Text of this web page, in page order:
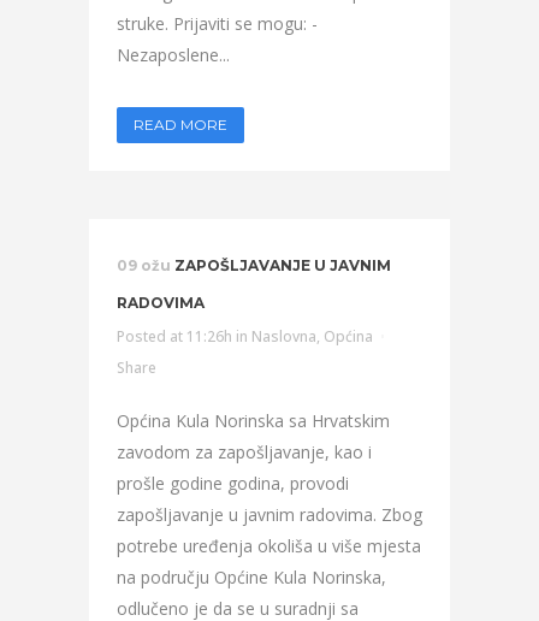
struke. Prijaviti se mogu: -
Nezaposlene...
READ MORE
09 ožu ZAPOŠLJAVANJE U JAVNIM
RADOVIMA
Posted at 11:26h in Naslovna, Općina
Share
Općina Kula Norinska sa Hrvatskim
zavodom za zapošljavanje, kao i
prošle godine godina, provodi
zapošljavanje u javnim radovima. Zbog
potrebe uređenja okoliša u više mjesta
na području Općine Kula Norinska,
odlučeno je da se u suradnji sa